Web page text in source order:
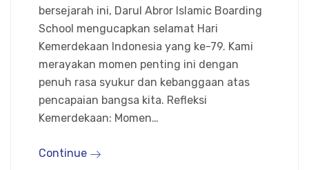
bersejarah ini, Darul Abror Islamic Boarding
School mengucapkan selamat Hari
Kemerdekaan Indonesia yang ke-79. Kami
merayakan momen penting ini dengan
penuh rasa syukur dan kebanggaan atas
pencapaian bangsa kita. Refleksi
Kemerdekaan: Momen…
Continue